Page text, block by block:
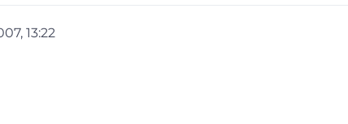
13:22